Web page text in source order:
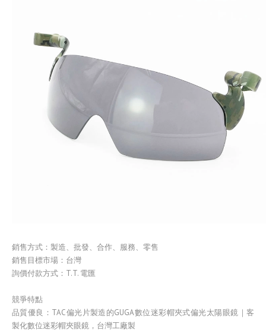
銷售方式：製造、批發、合作、服務、零售
銷售目標市場：台灣
詢價付款方式：T.T. 電匯
競爭特點
品質優良：TAC偏光片製造的GUGA數位迷彩帽夾式偏光太陽眼鏡｜客
製化數位迷彩帽夾眼鏡，台灣工廠製